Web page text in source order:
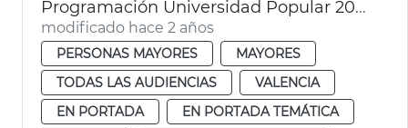
Programación Universidad Popular 2024
modificado hace 2 años
PERSONAS MAYORES
MAYORES
TODAS LAS AUDIENCIAS
VALENCIA
EN PORTADA
EN PORTADA TEMÁTICA